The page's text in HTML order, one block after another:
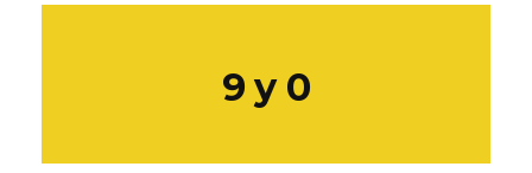
9 y 0